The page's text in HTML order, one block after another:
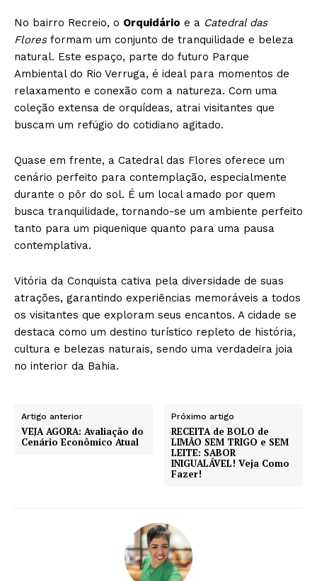
No bairro Recreio, o Orquidário e a Catedral das
Floresformam um conjunto de tranquilidade e beleza
natural. Este espaço, parte do futuro Parque
Ambiental do Rio Verruga, é ideal para momentos de
relaxamento e conexão com a natureza. Com uma
coleção extensa de orquídeas, atrai visitantes que
buscam um refúgio do cotidiano agitado.
Quase em frente, a Catedral das Flores oferece um
cenário perfeito para contemplação, especialmente
durante o pôr do sol. É um local amado por quem
busca tranquilidade, tornando-se um ambiente perfeito
tanto para um piquenique quanto para uma pausa
contemplativa.
Vitória da Conquista cativa pela diversidade de suas
atrações, garantindo experiências memoráveis a todos
os visitantes que exploram seus encantos. A cidade se
destaca como um destino turístico repleto de história,
cultura e belezas naturais, sendo uma verdadeira joia
no interior da Bahia.
Artigo anterior
VEJA AGORA: Avaliação do
Cenário Econômico Atual
Próximo artigo
RECEITA de BOLO de
LIMÃO SEM TRIGO e SEM
LEITE: SABOR
INIGUALÁVEL! Veja Como
Fazer!